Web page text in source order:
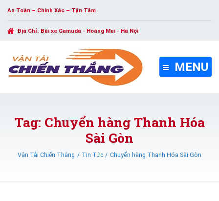
An Toàn – Chính Xác – Tận Tâm
Địa Chỉ: Bãi xe Gamuda - Hoàng Mai - Hà Nội
MENU
Tag: Chuyển hàng Thanh Hóa
Sài Gòn
Vận Tải Chiến Thắng Tin Tức Chuyển hàng Thanh Hóa Sài Gòn